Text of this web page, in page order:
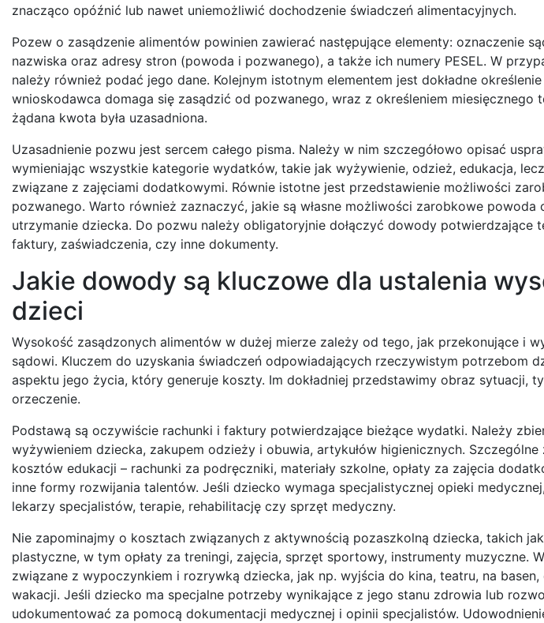
znacząco opóźnić lub nawet uniemożliwić dochodzenie świadczeń alimentacyjnych.
Pozew o zasądzenie alimentów powinien zawierać następujące elementy: oznaczenie
nazwiska oraz adresy stron (powoda i pozwanego), a także ich numery PESEL. W
należy również podać jego dane. Kolejnym istotnym elementem jest dokładne
wnioskodawca domaga się zasądzić od pozwanego, wraz z określeniem miesięcznego
żądana kwota była uzasadniona.
Uzasadnienie pozwu jest sercem całego pisma. Należy w nim szczegółowo opisać
wymieniając wszystkie kategorie wydatków, takie jak wyżywienie, odzież, edukacja,
związane z zajęciami dodatkowymi. Równie istotne jest przedstawienie możliwości
pozwanego. Warto również zaznaczyć, jakie są własne możliwości zarobkowe powoda
utrzymanie dziecka. Do pozwu należy obligatoryjnie dołączyć dowody potwierdzające
faktury, zaświadczenia, czy inne dokumenty.
Jakie dowody są kluczowe dla ustalenia
dzieci
Wysokość zasądzonych alimentów w dużej mierze zależy od tego, jak przekonujące i
sądowi. Kluczem do uzyskania świadczeń odpowiadających rzeczywistym potrzebom
aspektu jego życia, który generuje koszty. Im dokładniej przedstawimy obraz sytuacji,
orzeczenie.
Podstawą są oczywiście rachunki i faktury potwierdzające bieżące wydatki. Należy
wyżywieniem dziecka, zakupem odzieży i obuwia, artykułów higienicznych.
kosztów edukacji – rachunki za podręczniki, materiały szkolne, opłaty za zajęcia
inne formy rozwijania talentów. Jeśli dziecko wymaga specjalistycznej opieki
lekarzy specjalistów, terapie, rehabilitację czy sprzęt medyczny.
Nie zapominajmy o kosztach związanych z aktywnością pozaszkolną dziecka, takich
plastyczne, w tym opłaty za treningi, zajęcia, sprzęt sportowy, instrumenty muzyczne.
związane z wypoczynkiem i rozrywką dziecka, jak np. wyjścia do kina, teatru, na
wakacji. Jeśli dziecko ma specjalne potrzeby wynikające z jego stanu zdrowia lub
udokumentować za pomocą dokumentacji medycznej i opinii specjalistów.